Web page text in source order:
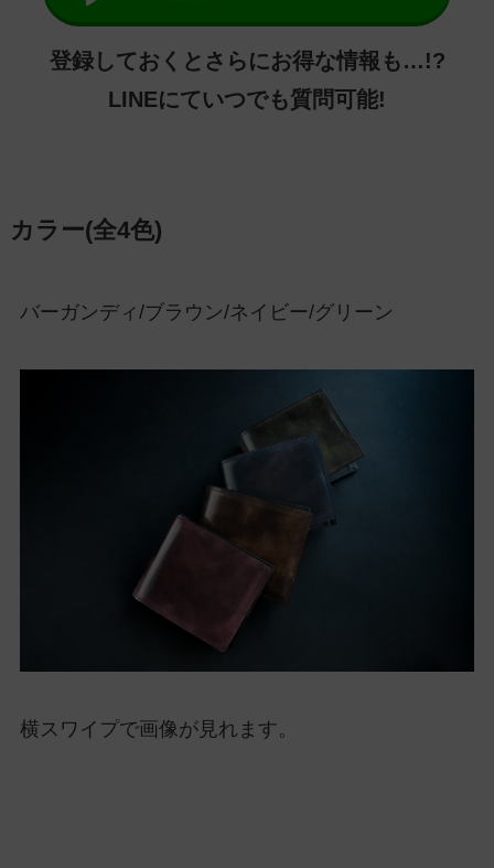
登録しておくとさらにお得な情報も…!?
LINEにていつでも質問可能!
カラー(全4色)
バーガンディ/ブラウン/ネイビー/グリーン
横スワイプで画像が見れます。